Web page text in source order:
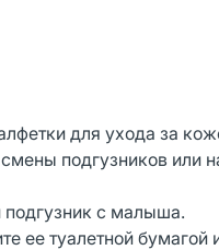
для ухода за
подгузников или
подгузник с малыша.
ее туалетной бумагой